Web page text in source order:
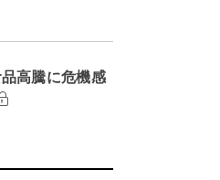
高騰に危機感